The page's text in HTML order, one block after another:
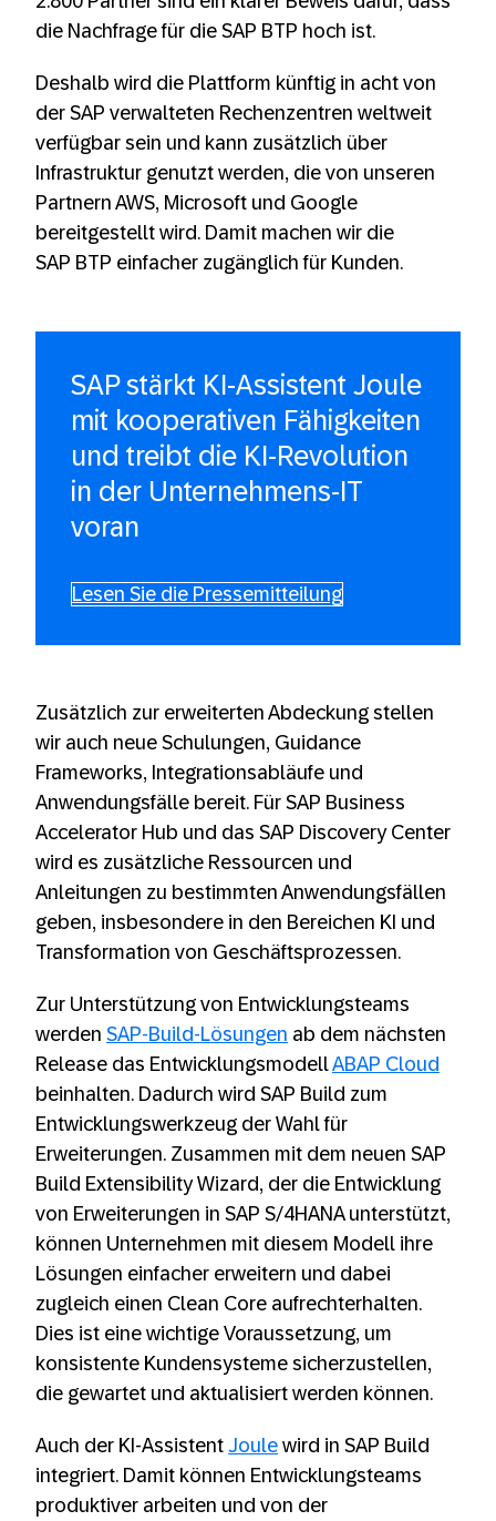
die Nachfrage für die SAP BTP hoch ist.
Deshalb wird die Plattform künftig in acht von
der SAP verwalteten Rechenzentren weltweit
verfügbar sein und kann zusätzlich über
Infrastruktur genutzt werden, die von unseren
Partnern AWS, Microsoft und Google
bereitgestellt wird. Damit machen wir die
SAP BTP einfacher zugänglich für Kunden.
SAP stärkt KI-Assistent Joule
mit kooperativen Fähigkeiten
und treibt die KI-Revolution
in der Unternehmens-IT
voran
Lesen Sie die Pressemitteilung
Zusätzlich zur erweiterten Abdeckung stellen
wir auch neue Schulungen, Guidance
Frameworks, Integrationsabläufe und
Anwendungsfälle bereit. Für SAP Business
Accelerator Hub und das SAP Discovery Center
wird es zusätzliche Ressourcen und
Anleitungen zu bestimmten Anwendungsfällen
geben, insbesondere in den Bereichen KI und
Transformation von Geschäftsprozessen.
Zur Unterstützung von Entwicklungsteams
werden SAP-Build-Lösungen ab dem nächsten
Release das EntwicklungsmodellABAP Cloud
beinhalten. Dadurch wird SAP Build zum
Entwicklungswerkzeug der Wahl für
Erweiterungen. Zusammen mit dem neuen SAP
Build Extensibility Wizard, der die Entwicklung
von Erweiterungen in SAP S/4HANA unterstützt,
können Unternehmen mit diesem Modell ihre
Lösungen einfacher erweitern und dabei
zugleich einen Clean Core aufrechterhalten.
Dies ist eine wichtige Voraussetzung, um
konsistente Kundensysteme sicherzustellen,
die gewartet und aktualisiert werden können.
Auch der KI-Assistent Joule wird in SAP Build
integriert. Damit können Entwicklungsteams
produktiver arbeiten und von der